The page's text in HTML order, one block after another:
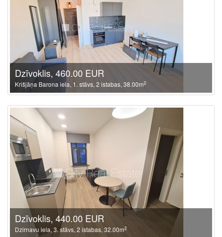
Dzīvoklis, 460.00 EUR
Krišjāņa Barona iela, 1. stāvs, 2 istabas, 38.00m2
Dzīvoklis, 440.00 EUR
Dzirnavu iela, 3. stāvs, 2 istabas, 32.00m2